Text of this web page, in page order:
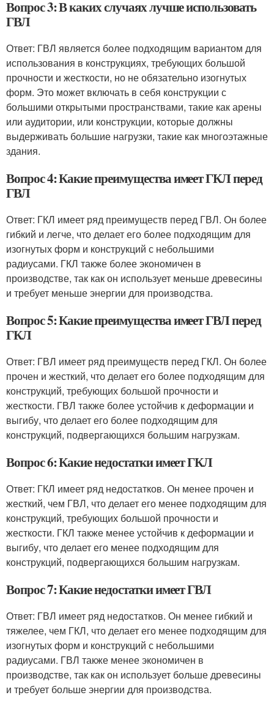
Вопрос 3: В каких случаях лучше использовать
ГВЛ
Ответ: ГВЛ является более подходящим вариантом для
использования в конструкциях, требующих большой
прочности и жесткости, но не обязательно изогнутых
форм. Это может включать в себя конструкции с
большими открытыми пространствами, такие как арены
или аудитории, или конструкции, которые должны
выдерживать большие нагрузки, такие как многоэтажные
здания.
Вопрос 4: Какие преимущества имеет ГКЛ перед
ГВЛ
Ответ: ГКЛ имеет ряд преимуществ перед ГВЛ. Он более
гибкий и легче, что делает его более подходящим для
изогнутых форм и конструкций с небольшими
радиусами. ГКЛ также более экономичен в
производстве, так как он использует меньше древесины
и требует меньше энергии для производства.
Вопрос 5: Какие преимущества имеет ГВЛ перед
ГКЛ
Ответ: ГВЛ имеет ряд преимуществ перед ГКЛ. Он более
прочен и жесткий, что делает его более подходящим для
конструкций, требующих большой прочности и
жесткости. ГВЛ также более устойчив к деформации и
выгибу, что делает его более подходящим для
конструкций, подвергающихся большим нагрузкам.
Вопрос 6: Какие недостатки имеет ГКЛ
Ответ: ГКЛ имеет ряд недостатков. Он менее прочен и
жесткий, чем ГВЛ, что делает его менее подходящим для
конструкций, требующих большой прочности и
жесткости. ГКЛ также менее устойчив к деформации и
выгибу, что делает его менее подходящим для
конструкций, подвергающихся большим нагрузкам.
Вопрос 7: Какие недостатки имеет ГВЛ
Ответ: ГВЛ имеет ряд недостатков. Он менее гибкий и
тяжелее, чем ГКЛ, что делает его менее подходящим для
изогнутых форм и конструкций с небольшими
радиусами. ГВЛ также менее экономичен в
производстве, так как он использует больше древесины
и требует больше энергии для производства.